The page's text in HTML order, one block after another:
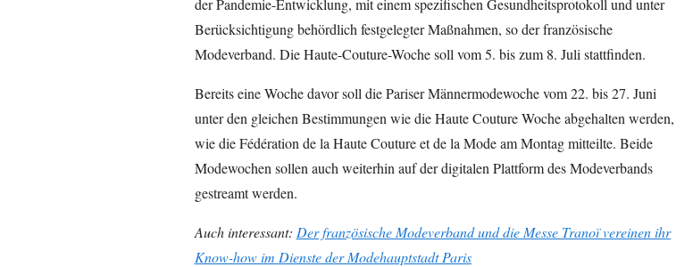
Berücksichtigung behördlich festgelegter Maßnahmen, so der französische
Modeverband. Die Haute-Couture-Woche soll vom 5. bis zum 8. Juli stattfinden.
Bereits eine Woche davor soll die Pariser Männermodewoche vom 22. bis 27. Juni
unter den gleichen Bestimmungen wie die Haute Couture Woche abgehalten werden,
wie die Fédération de la Haute Couture et de la Mode am Montag mitteilte. Beide
Modewochen sollen auch weiterhin auf der digitalen Plattform des Modeverbands
gestreamt werden.
Auch interessant: Der französische Modeverband und die Messe Tranoï vereinen ihr
Know-how im Dienste der Modehauptstadt Paris